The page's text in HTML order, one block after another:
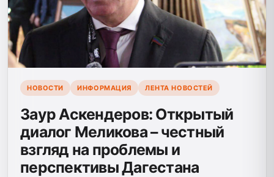
НОВОСТИ ИНФОРМАЦИЯ ЛЕНТА НОВОСТЕЙ
Заур Аскендеров: Открытый
диалог Меликова – честный
взгляд на проблемы и
перспективы Дагестана